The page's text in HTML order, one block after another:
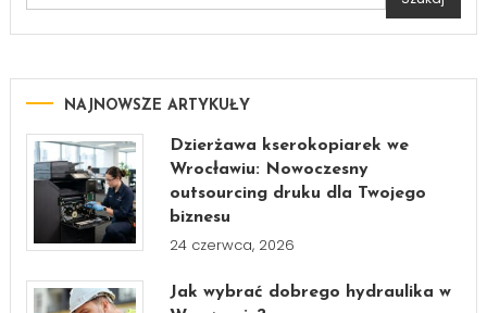
NAJNOWSZE ARTYKUŁY
Dzierżawa kserokopiarek we
Wrocławiu: Nowoczesny
outsourcing druku dla Twojego
biznesu
24 czerwca, 2026
Jak wybrać dobrego hydraulika w